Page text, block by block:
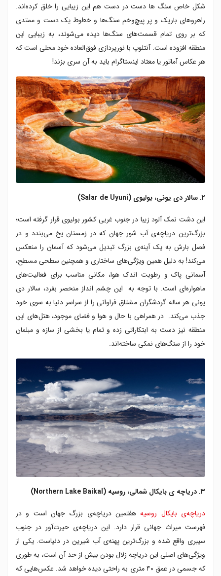
۵. پارک ملی تورس دل پین ، شیلی (Torres del Paine
National Park)
۶. چشمه ی منشوری بزرگ، ایالات متحده ی آمریکا (Grand
Prismatic Spring)
۸. دروازه ی جهنم، ترکمنستان (The Door to Hell)
۹. دارک هجز، ایرلند شمالی (The Dark Hedges)
۱۰. کوهستان رینجانی، اندونزی (Mount Rinjani)
شکل خاص سنگ ها دست در دست هم این زیبایی را خلق کرده‌اند.
راهرو‌های باریک و پر پیچ‌و‌خم سنگ‌ها و خطوط یک دست و ممتدی
که بر روی تمام قسمت‌های سنگ‌ها دیده می‌شوند، به زیبایی این
منطقه افزوده است. آنتلوپ با نور‌پردازی فوق‌العاده خود محلی است که
هر عکاس آماتور یا معتاد اینستاگرام باید به آن سری بزند!
۲. سالار دی یونی، بولیوی (Salar de Uyuni)
این دشت نمک آلود زیبا در جنوب غربی کشور بولیوی قرار گرفته است؛
بزرگ‌ترین دریاچه‌ی آب شور جهان که در زمستان یخ می‌بندد و در
فصل بارش به یک آینه‌ی بزرگ تبدیل می‌شود که آسمان را منعکس
می‌کند! به دلیل همین ویژگی‌های ساختاری و همچنین سطحی مسطح،
آسمانی پاک و رطوبت اندک هوا، مکانی مناسب برای فعالیت‌های
ماهواره‌ای است. با توجه به این چشم انداز منحصر بفرد، سالار دی
یونی هر ساله گردشگران مشتاق فراوانی را از سراسر دنیا به سوی خود
جذب می‌کند. در همراهی با حال و هوا و فضای موجود، هتل‌های این
منطقه نیز دست به ابتکاراتی زده و تمام یا بخشی از سازه و مبلمان
خود را از سنگ‌های نمکی ساخته‌اند.
۳. دریاچه ی بایکال شمالی، روسیه (Northern Lake Baikal)
دریاچه‌ی بایکال روسیههفتمین دریاچه‌ی بزرگ جهان است و در
فهرست میراث جهانی قرار دارد. این دریاچه‌ی حیرت‌آور در جنوب
سیبری واقع شده و بزرگ‌ترین پهنه‌ی آب شیرین در دنیاست. یکی از
ویژگی‌های اصلی این دریاچه زلال بودن بیش از حد آن است، به طوری
که جسمی در عمق ۴۰ متری به راحتی دیده خواهد شد. عکس‌هایی که